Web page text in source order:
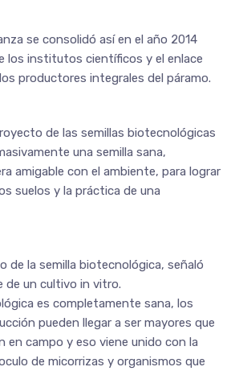
se consolidó así en el año 2014
los institutos científicos y el enlace
productores integrales del páramo.
de las semillas biotecnológicas
una semilla sana,
amigable con el ambiente, para lograr
suelos y la práctica de una
de la semilla biotecnológica, señaló
de un cultivo in vitro.
es completamente sana, los
pueden llegar a ser mayores que
en campo y eso viene unido con la
de micorrizas y organismos que